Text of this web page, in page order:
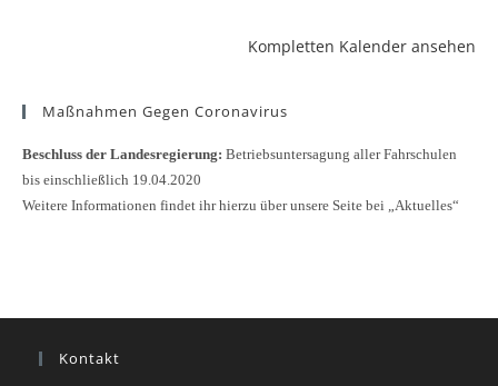
Kompletten Kalender ansehen
Maßnahmen Gegen Coronavirus
Beschluss der Landesregierung: Betriebsuntersagung aller Fahrschulen
bis einschließlich 19.04.2020
Weitere Informationen findet ihr hierzu über unsere Seite bei „Aktuelles“
Kontakt